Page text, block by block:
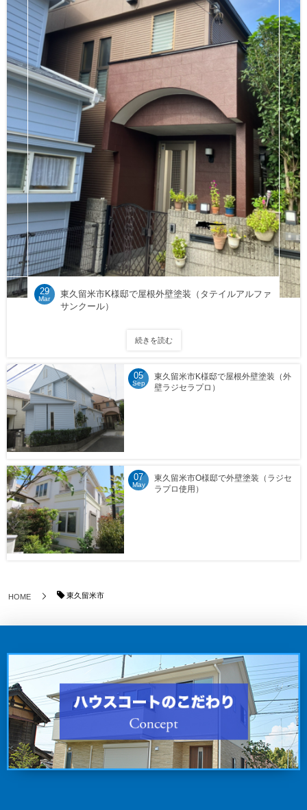
29
Mar
東久留米市K様邸で屋根外壁塗装（タテイルアルファ
サンクール）
続きを読む
05
Sep
東久留米市K様邸で屋根外壁塗装（外
壁ラジセラプロ）
07
May
東久留米市O様邸で外壁塗装（ラジセ
ラプロ使用）
HOME 東久留米市